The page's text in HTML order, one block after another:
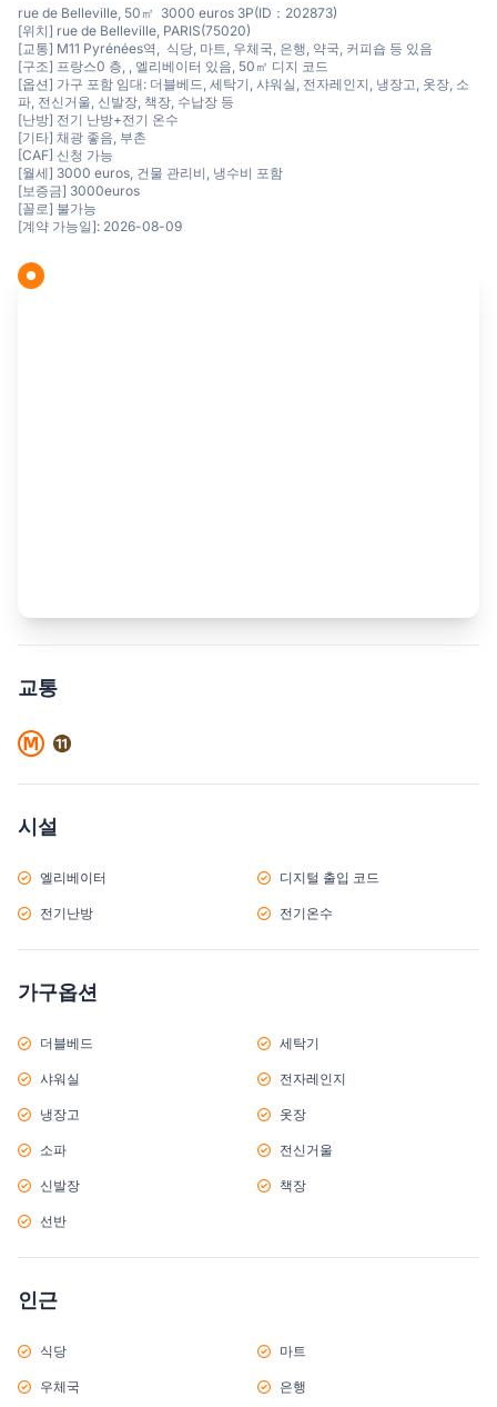
rue de Belleville, 50㎡ 3000 euros 3P(ID：202873)
[위치] rue de Belleville, PARIS(75020)
[교통] M11 Pyrénées역, 식당, 마트, 우체국, 은행, 약국, 커피숍 등 있음
[구조] 프랑스0 층, , 엘리베이터 있음, 50㎡ 디지 코드
[옵션] 가구 포함 임대: 더블베드, 세탁기, 샤워실, 전자레인지, 냉장고, 옷장, 소
파, 전신거울, 신발장, 책장, 수납장 등
[난방] 전기 난방+전기 온수
[기타] 채광 좋음, 부촌
[CAF] 신청 가능
[월세] 3000 euros, 건물 관리비, 냉수비 포함
[보증금] 3000euros
[꼴로] 불가능
[계약 가능일]: 2026-08-09
교통
시설
엘리베이터 디지털 출입 코드
전기난방 전기온수
가구옵션
더블베드 세탁기
샤워실 전자레인지
냉장고 옷장
소파 전신거울
신발장 책장
선반
인근
식당 마트
우체국 은행